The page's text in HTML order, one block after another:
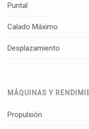
Puntal
Calado Máximo
Desplazamiento
MÁQUINAS Y
Propulsión